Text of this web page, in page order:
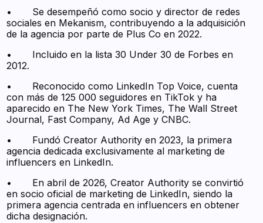
• Se desempeñó como socio y director de redes
sociales en Mekanism, contribuyendo a la adquisición
de la agencia por parte de Plus Co en 2022.
• Incluido en la lista 30 Under 30 de Forbes en
2012.
• Reconocido como LinkedIn Top Voice, cuenta
con más de 125 000 seguidores en TikTok y ha
aparecido en The New York Times, The Wall Street
Journal, Fast Company, Ad Age y CNBC.
• Fundó Creator Authority en 2023, la primera
agencia dedicada exclusivamente al marketing de
influencers en LinkedIn.
• En abril de 2026, Creator Authority se convirtió
en socio oficial de marketing de LinkedIn, siendo la
primera agencia centrada en influencers en obtener
dicha designación.